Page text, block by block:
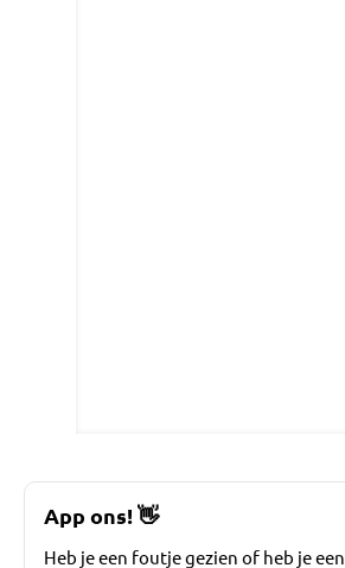
App ons!👋
Heb je een foutje gezien of heb je een